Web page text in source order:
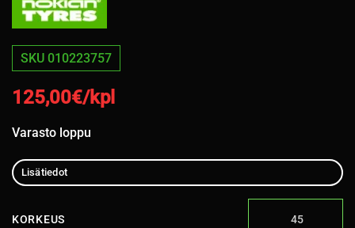
SKU 010223757
125,00€/kpl
Varasto loppu
Lisätiedot
KORKEUS 45